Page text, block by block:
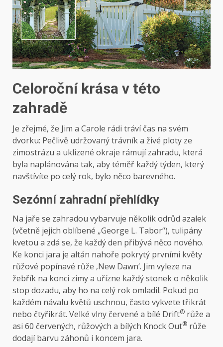
Celoroční krása v této
zahradě
Je zřejmé, že Jim a Carole rádi tráví čas na svém
dvorku: Pečlivě udržovaný trávník a živé ploty ze
zimostrázu a uklizené okraje rámují zahradu, která
byla naplánována tak, aby téměř každý týden, který
navštívíte po celý rok, bylo něco barevného.
Sezónní zahradní přehlídky
Na jaře se zahradou vybarvuje několik odrůd azalek
(včetně jejich oblíbené „George L. Tabor“), tulipány
kvetou a zdá se, že každý den přibývá něco nového.
Ke konci jara je altán nahoře pokrytý prvními květy
růžové popínavé růže ‚New Dawn‘. Jim vyleze na
žebřík na konci zimy a uřízne každý stonek o několik
stop dozadu, aby ho na celý rok omladil. Pokud po
každém návalu květů uschnou, často vykvete třikrát
nebo čtyřikrát. Velké vlny červené a bílé Drift® růže a
asi 60 červených, růžových a bílých Knock Out® růže
dodají barvu záhonů i koncem jara.